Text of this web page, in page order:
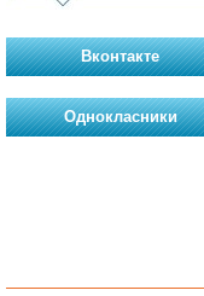
Вконтакте
Однокласники